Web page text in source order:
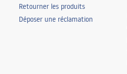
Retourner les produits
Déposer une réclamation